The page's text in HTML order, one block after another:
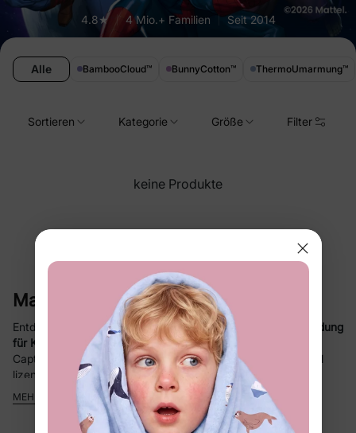
4.8★ 4 Mio.+ Familien Seit 2014
Alle BambooCloud™ BunnyCotton™ ThermoUmarmung™
Sortieren Kategorie Größe Filter
keine Produkte
Sie sehen gerade 43-13 von 13 produkte
Marvel Kleidung für Kinder bei PatPat
Entdecke bei PatPat die ultimative Kollektion an
Marvel Kleidung
für Kinder
– mit legendären Superhelden wie Spider-Man,
Captain America, Iron Man, Hulk und Venom. Unsere offiziell
lizenzierte Marvel-Kollektion ist für Babys, Kleinkinder und
Kinder im Alter von 0–12 Jahren konzipiert und vereint
Komfort und Langlebigkeit
– perfekt für den Alltag oder
besondere Anlässe.
MEHR ANZEIGEN